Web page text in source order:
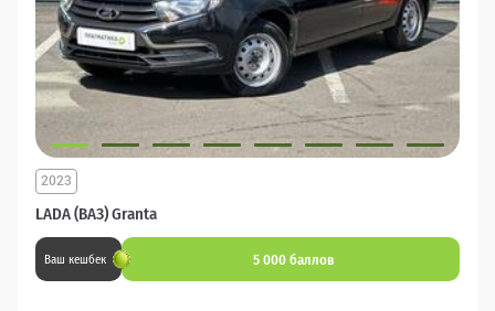
LADA (ВАЗ) Granta
2023
Ваш кешбек 5 000 баллов